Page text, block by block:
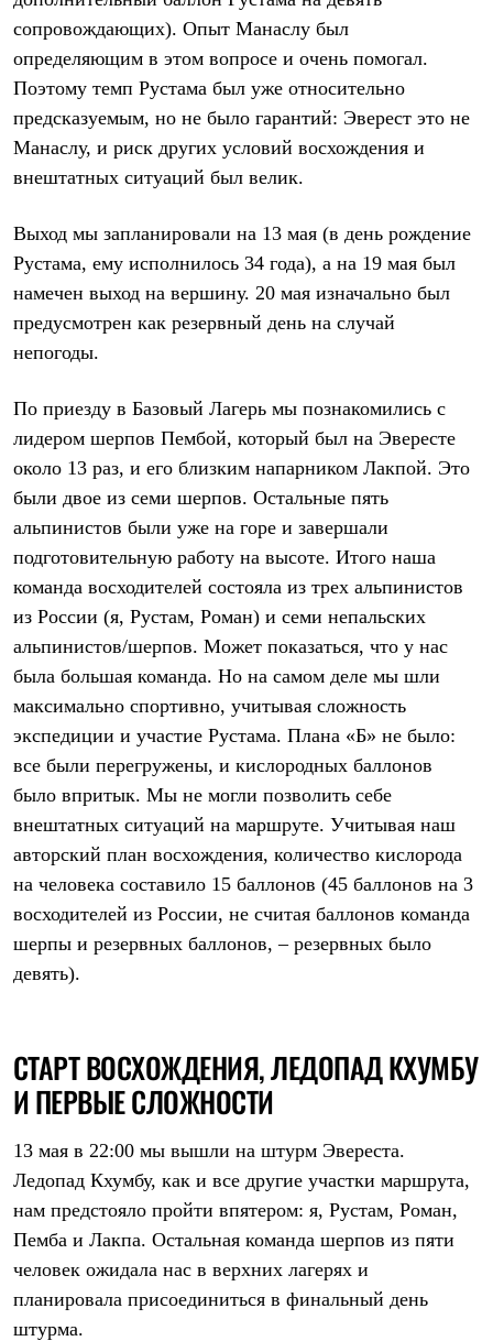
PEAK
ЗА ПОЛЯРНЫМ КРУГОМ
TREK
BASK kids
CITY
BASK juno
Дневник капитана
Каталог дилеров
История
Отцы основатели
Баск в вашем городе
Контроль качества
Команда Баск
Дилерам
Корпоративным клиентам
Услуги
Медиа
Где купить
сопровождающих). Опыт Манаслу был
определяющим в этом вопросе и очень помогал.
Поэтому темп Рустама был уже относительно
предсказуемым, но не было гарантий: Эверест это не
Манаслу, и риск других условий восхождения и
внештатных ситуаций был велик.
Выход мы запланировали на 13 мая (в день рождение
Рустама, ему исполнилось 34 года), а на 19 мая был
намечен выход на вершину. 20 мая изначально был
предусмотрен как резервный день на случай
непогоды.
По приезду в Базовый Лагерь мы познакомились с
лидером шерпов Пембой, который был на Эвересте
около 13 раз, и его близким напарником Лакпой. Это
были двое из семи шерпов. Остальные пять
альпинистов были уже на горе и завершали
подготовительную работу на высоте. Итого наша
команда восходителей состояла из трех альпинистов
из России (я, Рустам, Роман) и семи непальских
альпинистов/шерпов. Может показаться, что у нас
была большая команда. Но на самом деле мы шли
максимально спортивно, учитывая сложность
экспедиции и участие Рустама. Плана «Б» не было:
все были перегружены, и кислородных баллонов
было впритык. Мы не могли позволить себе
внештатных ситуаций на маршруте. Учитывая наш
авторский план восхождения, количество кислорода
на человека составило 15 баллонов (45 баллонов на 3
восходителей из России, не считая баллонов команда
шерпы и резервных баллонов, – резервных было
девять).
СТАРТ ВОСХОЖДЕНИЯ, ЛЕДОПАД КХУМБУ
И ПЕРВЫЕ СЛОЖНОСТИ
13 мая в 22:00 мы вышли на штурм Эвереста.
Ледопад Кхумбу, как и все другие участки маршрута,
нам предстояло пройти впятером: я, Рустам, Роман,
Пемба и Лакпа. Остальная команда шерпов из пяти
человек ожидала нас в верхних лагерях и
планировала присоединиться в финальный день
штурма.